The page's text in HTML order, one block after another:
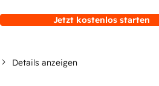
Jetzt kostenlos starten
Details anzeigen